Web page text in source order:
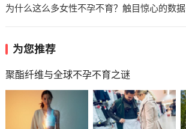
为什么这么多女性不孕不育？触目惊心的数据
为您推荐
聚酯纤维与全球不孕不育之谜